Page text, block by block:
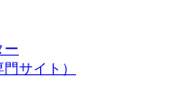
ー
サイト）